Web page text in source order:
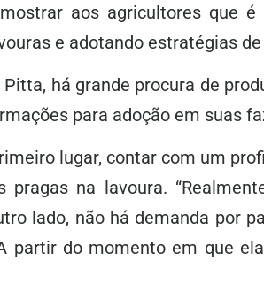
aos agricultores que
e adotando estratégias
há grande procura de
para adoção em suas
lugar, contar com um
na lavoura.
lado, não há demanda por
partir do momento em que